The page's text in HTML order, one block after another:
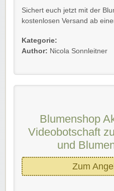
Sichert euch jetzt mit der
kostenlosen Versand ab
Einfach dem Link folgen
Gültig für Neu- und
Wir wünschen viel Spaß
Kategorie:
Author: Nicola Sonnleitner
Blumenshop
Videobotschaft
und
Zum